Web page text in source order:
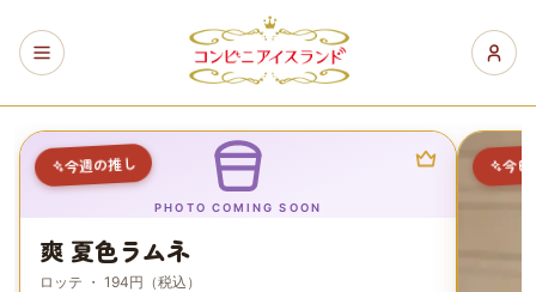
今週の推し
PHOTO COMING SOON
爽 夏色ラムネ
ロッテ ・ 194円（税込）
今日